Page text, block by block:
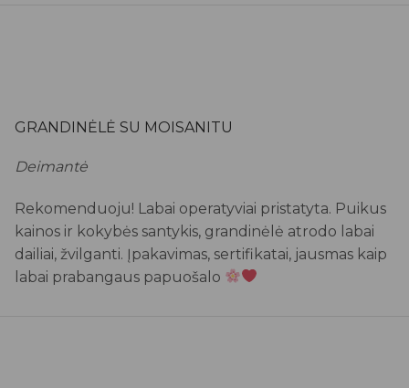
GRANDINĖLĖ SU MOISANITU
Deimantė
Rekomenduoju! Labai operatyviai pristatyta. Puikus
kainos ir kokybės santykis, grandinėlė atrodo labai
dailiai, žvilganti. Įpakavimas, sertifikatai, jausmas kaip
labai prabangaus papuošalo